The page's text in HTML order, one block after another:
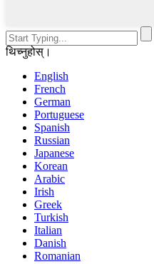
थिच्नुहोस्।
English
French
German
Portuguese
Spanish
Russian
Japanese
Korean
Arabic
Irish
Greek
Turkish
Italian
Danish
Romanian